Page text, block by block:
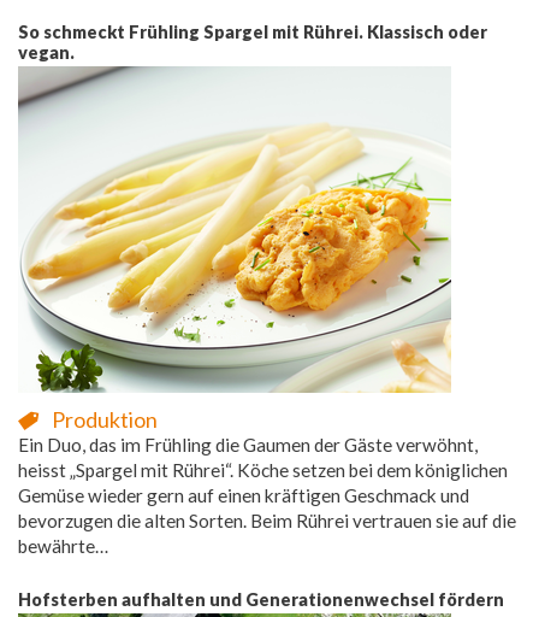
So schmeckt Frühling Spargel mit Rührei. Klassisch oder
vegan.
Produktion
Ein Duo, das im Frühling die Gaumen der Gäste verwöhnt,
heisst „Spargel mit Rührei“. Köche setzen bei dem königlichen
Gemüse wieder gern auf einen kräftigen Geschmack und
bevorzugen die alten Sorten. Beim Rührei vertrauen sie auf die
bewährte…
Hofsterben aufhalten und Generationenwechsel fördern